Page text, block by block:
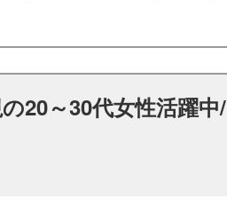
20～30代女性活躍中/